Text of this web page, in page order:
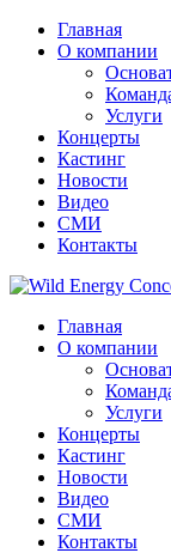
Главная
О компании
Услуги
Концерты
Кастинг
Новости
Видео
СМИ
Контакты
Главная
О компании
Услуги
Концерты
Кастинг
Новости
Видео
СМИ
Контакты